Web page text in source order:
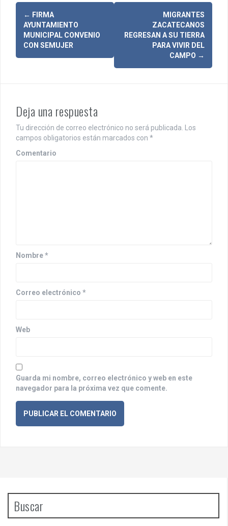
N
v
a
c
i
ó
n
r
d
s
← FIRMA
AYUNTAMIENTO
MUNICIPAL CONVENIO
CON SEMUJER
MIGRANTES
ZACATECANOS
REGRESAN A SU TIERRA
PARA VIVIR DEL
CAMPO →
Deja una respuesta
Tu dirección de correo electrónico no será publicada. Los
campos obligatorios están marcados con *
Comentario
Nombre*
Correo electrónico *
Web
Guarda mi nombre, correo electrónico y web en este
navegador para la próxima vez que comente.
Buscar